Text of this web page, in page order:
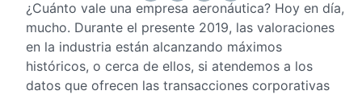
¿Cuánto vale una empresa aeronáutica? Hoy en día,
mucho. Durante el presente 2019, las valoraciones
en la industria están alcanzando máximos
históricos, o cerca de ellos, si atendemos a los
datos que ofrecen las transacciones corporativas